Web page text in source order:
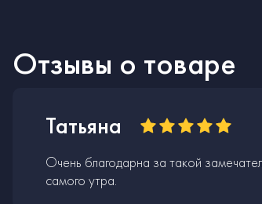
Отзывы о товаре
Татьяна
Очень благодарна за такой
самого утра.